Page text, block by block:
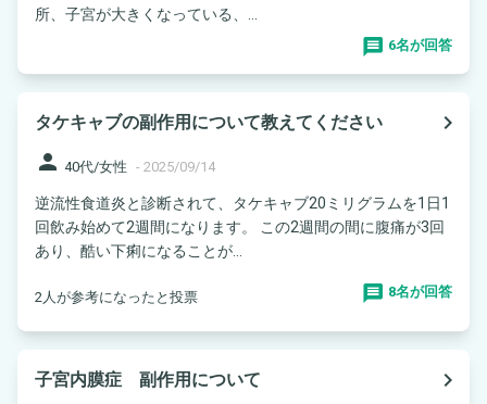
所、子宮が大きくなっている、...
6名が回答
タケキャブの副作用について教えてください
navigate_next
person 40代/女性 - 2025/09/14
逆流性食道炎と診断されて、タケキャブ20ミリグラムを1日1
回飲み始めて2週間になります。 この2週間の間に腹痛が3回
あり、酷い下痢になることが...
2人が参考になったと投票 8名が回答
子宮内膜症 副作用について
navigate_next